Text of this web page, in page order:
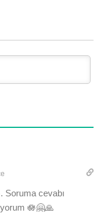
Soruma cevabı
🪷🤗🙏